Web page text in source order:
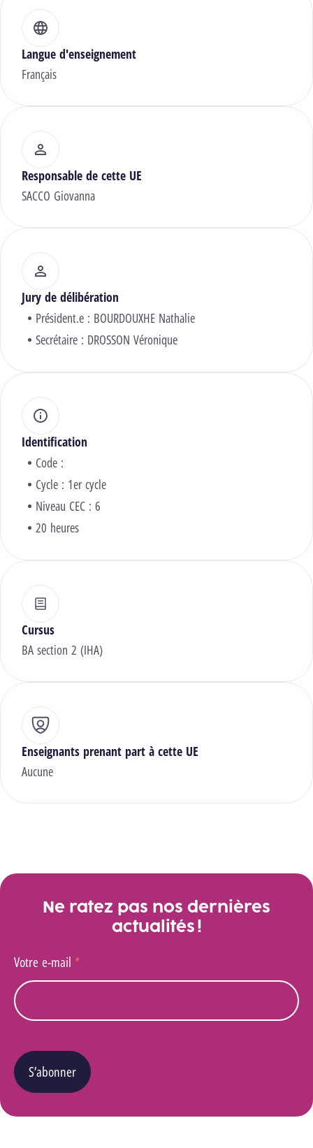
Langue d'enseignement
Français
Responsable de cette UE
SACCO Giovanna
Jury de délibération
Président.e : BOURDOUXHE Nathalie
Secrétaire : DROSSON Véronique
Identification
Code :
Cycle : 1er cycle
Niveau CEC : 6
20 heures
Cursus
BA section 2 (IHA)
Enseignants prenant part à cette UE
Aucune
Ne ratez pas nos dernières
actualités !
Votre e-mail *
S’abonner